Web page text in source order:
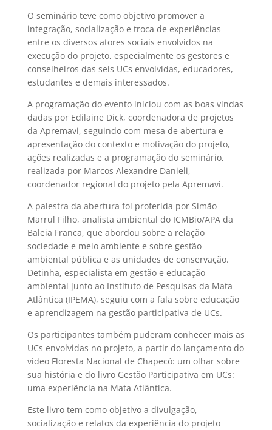
O seminário teve como objetivo promover a
integração, socialização e troca de experiências
entre os diversos atores sociais envolvidos na
execução do projeto, especialmente os gestores e
conselheiros das seis UCs envolvidas, educadores,
estudantes e demais interessados.
A programação do evento iniciou com as boas vindas
dadas por Edilaine Dick, coordenadora de projetos
da Apremavi, seguindo com mesa de abertura e
apresentação do contexto e motivação do projeto,
ações realizadas e a programação do seminário,
realizada por Marcos Alexandre Danieli,
coordenador regional do projeto pela Apremavi.
A palestra da abertura foi proferida por Simão
Marrul Filho, analista ambiental do ICMBio/APA da
Baleia Franca, que abordou sobre a relação
sociedade e meio ambiente e sobre gestão
ambiental pública e as unidades de conservação.
Detinha, especialista em gestão e educação
ambiental junto ao Instituto de Pesquisas da Mata
Atlântica (IPEMA), seguiu com a fala sobre educação
e aprendizagem na gestão participativa de UCs.
Os participantes também puderam conhecer mais as
UCs envolvidas no projeto, a partir do lançamento do
vídeo Floresta Nacional de Chapecó: um olhar sobre
sua história e do livro Gestão Participativa em UCs:
uma experiência na Mata Atlântica.
Este livro tem como objetivo a divulgação,
socialização e relatos da experiência do projeto